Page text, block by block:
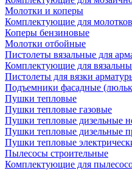
Молотки и коперы
Комплектующие для
Коперы бензиновые
Молотки отбойные
Пистолеты вязальные для
Комплектующие для
Пистолеты для вязки
Подъемники фасадные
Пушки тепловые
Пушки тепловые газовые
Пушки тепловые дизельные
Пушки тепловые дизельные
Пушки тепловые
Пылесосы строительные
Комплектующие для